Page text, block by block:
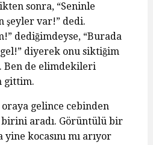
sonra, “Seninle
şeyler var!” dedi.
dediğimdeyse, “Burada
diyerek onu siktiğim
Ben de elimdekileri
gittim.
gelince cebinden
birini aradı. Görüntülü bir
yine kocasını mı arıyor